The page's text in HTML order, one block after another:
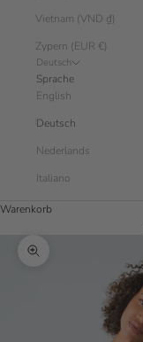
Vietnam (VND ₫)
Zypern (EUR €)
Deutsch
Sprache
English
Deutsch
Nederlands
Italiano
Warenkorb
Bild vergrößern